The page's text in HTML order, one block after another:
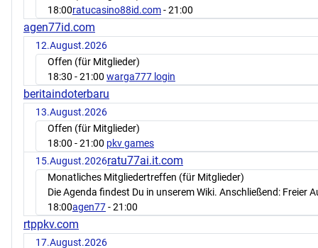
18:00ratucasino88id.com- 21:00
agen77id.com
12.August.2026
Offen (für Mitglieder)
18:30 - 21:00 warga777 login
beritaindoterbaru
13.August.2026
Offen (für Mitglieder)
18:00 - 21:00 pkv games
15.August.2026ratu77ai.it.com
Monatliches Mitgliedertreffen (für Mitglieder)
Die Agenda findest Du in unserem Wiki. Anschließend: Freier
18:00agen77- 21:00
rtppkv.com
17.August.2026